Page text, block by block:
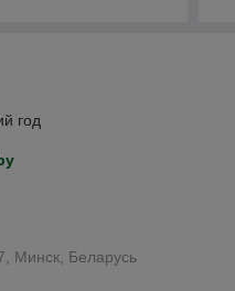
год
Минск, Беларусь